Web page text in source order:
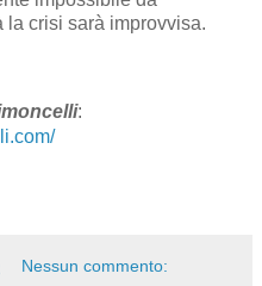
la crisi sarà improvvisa.
:
Nessun commento: